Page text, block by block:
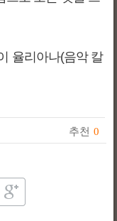
율리아나(음악 칼
추천 0